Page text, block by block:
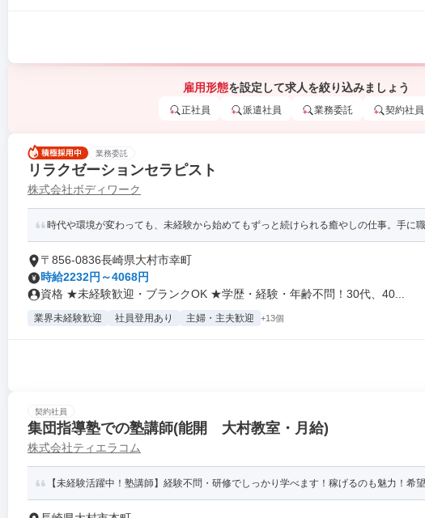
雇用形態を設定して求人を絞り込みましょう
正社員 派遣社員 業務委託 契約社員
業務委託
リラクゼーションセラピスト
株式会社ボディワーク
時代や環境が変わっても、未経験から始めてもずっと続けられる癒やしの仕事。手に
〒856-0836長崎県大村市幸町
時給2232円～4068円
資格 ★未経験歓迎・ブランクOK ★学歴・経験・年齢不問！30代、40...
業界未経験歓迎 社員登用あり 主婦・主夫歓迎 +13個
契約社員
集団指導塾での塾講師(能開 大村教室・月給)
株式会社ティエラコム
【未経験活躍中！塾講師】経験不問・研修でしっかり学べます！稼げるのも魅力！希